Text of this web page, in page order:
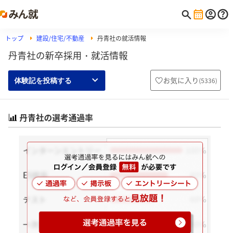
トップ 建設/住宅/不動産 丹青社の就活情報
丹青社の新卒採用・就活情報
体験記を投稿する お気に入り (5336)
丹青社の選考通過率